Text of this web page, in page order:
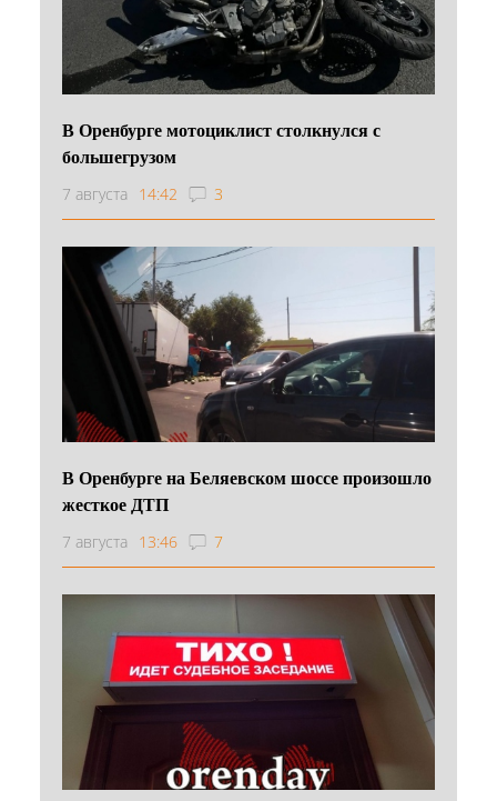
В Оренбурге мотоциклист столкнулся с
большегрузом
7 августа 14:42 3
В Оренбурге на Беляевском шоссе произошло
жесткое ДТП
7 августа 13:46 7